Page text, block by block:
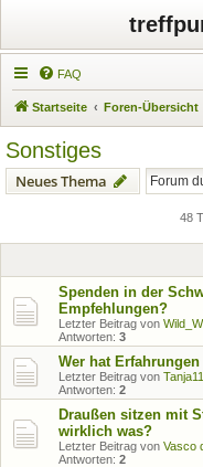
FAQ
Startseite Foren-Übersicht
Sonstiges
Neues Thema
48
Spenden in der
Empfehlungen?
Letzter Beitrag von
Antworten: 3
Wer hat
Letzter Beitrag von Tanja11
Antworten: 2
Draußen sitzen mit
wirklich was?
Letzter Beitrag von Vasco
Antworten: 2